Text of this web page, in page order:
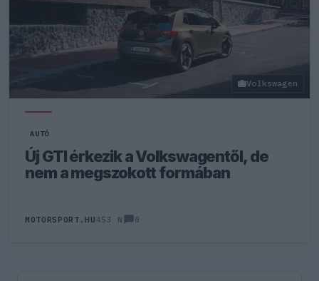
Volkswagen
AUTÓ
Új GTI érkezik a Volkswagentől, de
nem a megszokott formában
MOTORSPORT.HU453 N 0